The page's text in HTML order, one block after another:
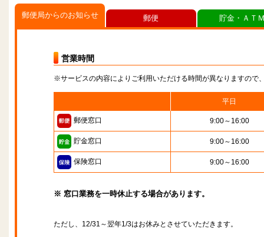
郵便局からのお知らせ
営業時間
※サービスの内容によりご利用いただける時間が異なりますので
平日
郵便窓口 9:00～16:00
貯金窓口 9:00～16:00
保険窓口 9:00～16:00
※ 窓口業務を一時休止する場合があります。
ただし、12/31～翌年1/3はお休みとさせていただきます。
郵便 貯金・ＡＴ